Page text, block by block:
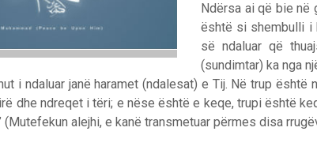
Ndërsa ai që bie në
është si shembulli i
së ndaluar që
(sundimtar) ka nga
i ndaluar janë haramet (ndalesat) e Tij. Në trup
dhe ndreqet i tëri; e nëse është e keqe, trupi është
(Mutefekun alejhi, e kanë transmetuar përmes disa